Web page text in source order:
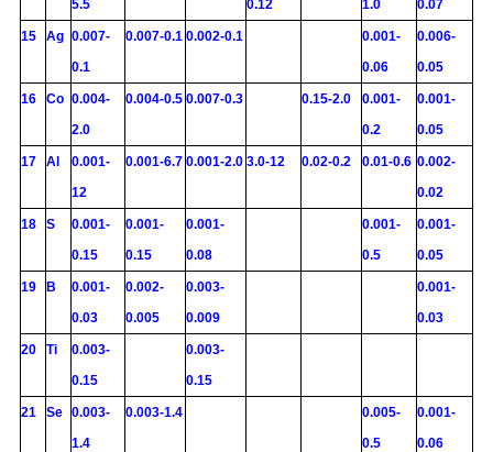
5.5
0.12
1.0
0.07
15 Ag 0.007-
0.1
0.007-0.1 0.002-0.1
0.001-
0.06
0.006-
0.05
16 Co 0.004-
2.0
0.004-0.5 0.007-0.3 0.15-2.0
0.001-
0.2
0.001-
0.05
17 Al
0.001-
12
0.001-6.7 0.001-2.0 3.0-12 0.02-0.2 0.01-0.6 0.002-
0.02
18 S
0.001-
0.15
0.001-
0.15
0.001-
0.08
0.001-
0.5
0.001-
0.05
19 B
0.001-
0.03
0.002-
0.005
0.003-
0.009
0.001-
0.03
20 Ti
0.003-
0.15
0.003-
0.15
21 Se 0.003-
1.4
0.003-1.4
0.005-
0.5
0.001-
0.06